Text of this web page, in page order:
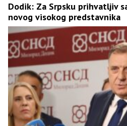
Dodik: Za Srpsku prihvatljiv
novog visokog predstavnika